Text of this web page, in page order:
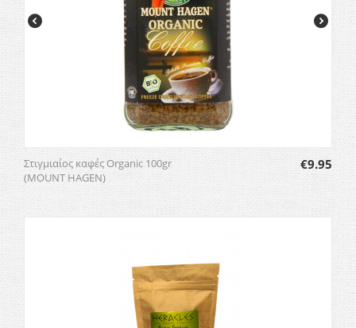
Στιγμιαίος καφές Organic 100gr
(MOUNT HAGEN)
€9.95